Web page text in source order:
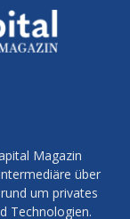
Magazin
über
um privates
Technologien.